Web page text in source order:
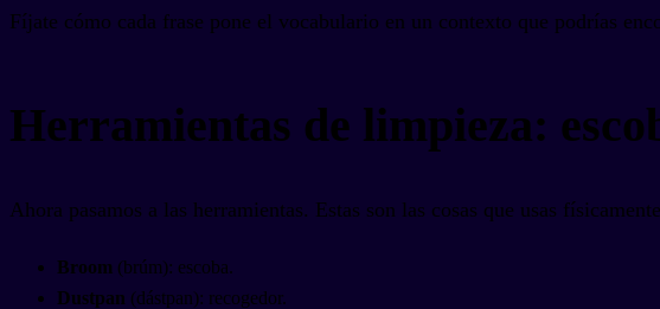
Fíjate cómo cada frase pone el vocabulario en un contexto que podrías
Herramientas de limpieza:
Ahora pasamos a las herramientas. Estas son las cosas que usas
Broom (brúm): escoba.
Dustpan (dástpan): recogedor.